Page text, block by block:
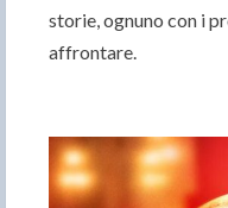
storie, ognuno con i
affrontare.